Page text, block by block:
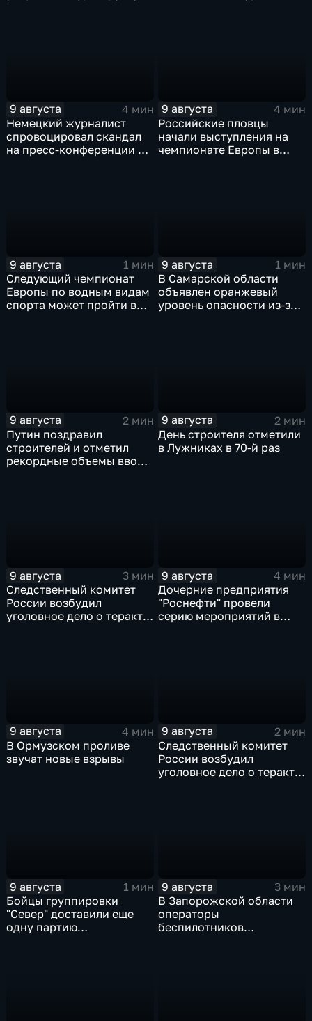
9 августа
4 мин
Немецкий журналист
спровоцировал скандал
на пресс-конференции в
9 августа
4 мин
Российские пловцы
начали выступления на
чемпионате Европы в
9 августа
1 мин
Следующий чемпионат
Европы по водным видам
спорта может пройти в
9 августа
1 мин
В Самарской области
объявлен оранжевый
уровень опасности из-за
9 августа
2 мин
Путин поздравил
строителей и отметил
рекордные объемы ввода
9 августа
2 мин
День строителя отметили
в Лужниках в 70-й раз
9 августа
3 мин
Следственный комитет
России возбудил
уголовное дело о теракте
9 августа
4 мин
Дочерние предприятия
"Роснефти" провели
серию мероприятий в
9 августа
4 мин
В Ормузском проливе
звучат новые взрывы
9 августа
2 мин
Следственный комитет
России возбудил
уголовное дело о теракте
9 августа
1 мин
Бойцы группировки
"Север" доставили еще
одну партию
9 августа
3 мин
В Запорожской области
операторы
беспилотников